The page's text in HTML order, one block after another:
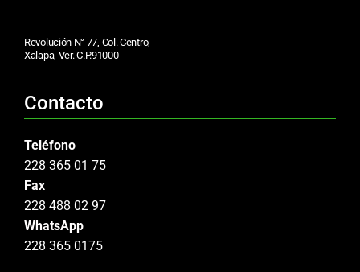
Revolución N° 77, Col. Centro,
Xalapa, Ver. C.P.91000
Contacto
Teléfono
228 365 01 75
Fax
228 488 02 97
WhatsApp
228 365 0175